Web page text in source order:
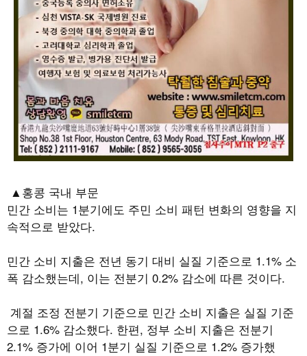
▲홍콩 국내 부문
민간 소비는 1분기에도 주민 소비 패턴 변화의 영향을 지
속적으로 받았다.
민간 소비 지출은 전년 동기 대비 실질 기준으로 1.1% 소
폭 감소했는데, 이는 전분기 0.2% 감소에 따른 것이다.
계절 조정 전분기 기준으로 민간 소비 지출은 실질 기준
으로 1.6% 감소했다. 한편, 정부 소비 지출은 전분기
2.1% 증가에 이어 1분기 실질 기준으로 1.2% 증가했